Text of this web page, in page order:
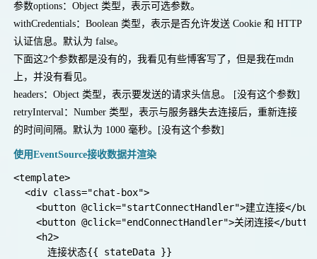
参数options：Object 类型，表示可选参数。
withCredentials：Boolean 类型，表示是否允许发送 Cookie 和 HTTP
认证信息。默认为 false。
下面这2个参数都是没有的，我看见有些博客写了，但是我在mdn
上，并没有看见。
headers：Object 类型，表示要发送的请求头信息。 [没有这个参数]
retryInterval：Number 类型，表示与服务器失去连接后，重新连接
的时间间隔。默认为 1000 毫秒。[没有这个参数]
使用EventSource接收数据并渲染
<template>
  <div class="chat-box">
<button @click="startConnectHandler">建立连接</
<button @click="endConnectHandler">关闭连接</
    <h2>
      连接状态{{ stateData }}
❉